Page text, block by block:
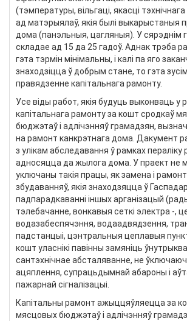
(тэмпературы, вільгаці, якасці
ад матэрыялаў, якія былі выкарыстаныя
дома (панэльныя, цагляныя). У сярэднім
складае ад 15 да 25 гадоў. Аднак трэба
гэта тэрмін мінімальны, і калі па яго
знаходзіцца ў добрым стане, то гэта
правядзенне капітальнага рамонту.
Усе віды работ, якія будуць выконваць у
капітальнага рамонту за кошт сродкаў
бюджэтаў і адлічэнняў грамадзян,
на рамонт канкрэтнага дома. Дакумент
з улікам абследавання ў рамках пераліку
адносяцца да жылога дома. У праект не
уключаны такія працы, як замена і рамонт
збудаванняў, якія знаходзяцца ў
падпарадкаванні іншых арганізацый
тэлебачанне, вонкавыя сеткі электра -,
водазабеспячэння, водаадвядзення,
падстанцыі, цэнтральныя цеплавыя
кошт уласнікі павінны замяніць
сантэхнічнае абсталяванне, не
ацяплення, супрацьдымнай абароны і
пажарнай сігналізацыі.
Капітальны рамонт ажыццяўляецца за
мясцовых бюджэтаў і адлічэнняў